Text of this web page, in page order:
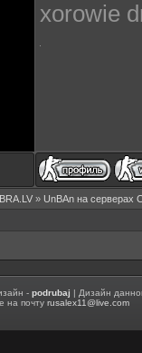
xorowie
» UnBAn на серверах
-podrubaj | Дизайн
на почтуrusalex11@live.com